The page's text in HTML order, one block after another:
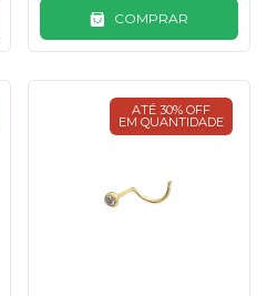
COMPRAR
ATÉ 30% OFF
EM QUANTIDADE